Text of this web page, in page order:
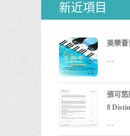
新近項目
美樂薈
...
張可
8
...